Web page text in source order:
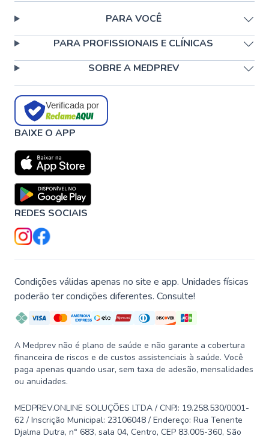
PARA VOCÊ
PARA PROFISSIONAIS E CLÍNICAS
SOBRE A MEDPREV
Verificada por
BAIXE O APP
REDES SOCIAIS
Condições válidas apenas no site e app. Unidades físicas
poderão ter condições diferentes. Consulte!
A Medprev não é plano de saúde e não garante a cobertura
financeira de riscos e de custos assistenciais à saúde. Você
paga apenas quando usar, sem taxa de adesão, mensalidades
ou anuidades.
MEDPREV.ONLINE SOLUÇÕES LTDA / CNPJ: 19.258.530/0001-
62 / Inscrição Municipal: 23106048 / Endereço: Rua Tenente
Djalma Dutra, n° 683, sala 04, Centro, CEP 83.005-360, São